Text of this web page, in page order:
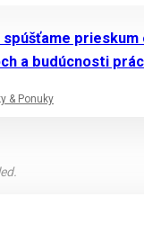
spúšťame prieskum
a budúcnosti
& Ponuky